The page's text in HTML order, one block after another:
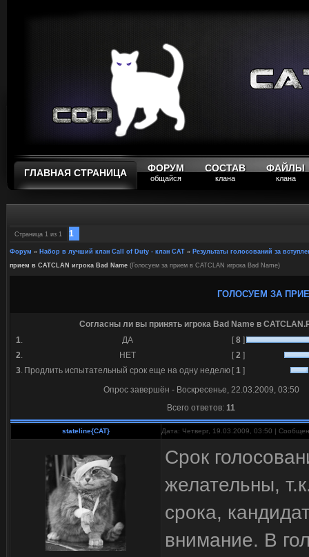
ГЛАВНАЯ СТРАНИЦА ФОРУМ
общайся
СОСТАВ
клана
ФАЙЛЫ
клана
Страница 1 из 1 1
Форум » Набор в лучший клан Call of Duty - клан CAT » Результаты голосований за
прием в CATCLAN игрока Bad Name (Голосуем за прием в CATCLAN игрока Bad Name)
ГОЛОСУЕМ ЗА
Согласны ли вы принять игрока Bad Name в
1. ДА [ 8 ]
2. НЕТ [ 2 ]
3. Продлить испытательный срок еще на одну неделю [ 1 ]
Опрос завершён - Воскресенье, 22.03.2009, 03:50
Всего ответов: 11
stateline{CAT} Дата: Четверг, 19.03.2009, 03:50 |
Срок
желательны,
срока,
внимание. В